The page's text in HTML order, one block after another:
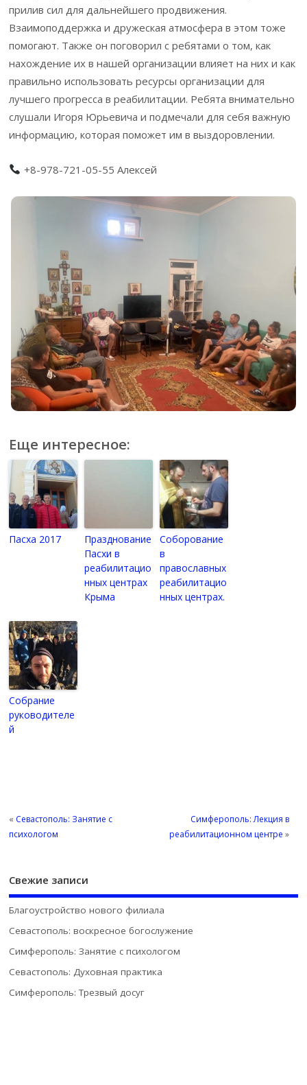
прилив сил для дальнейшего продвижения.
Взаимоподдержка и дружеская атмосфера в этом тоже
помогают. Также он поговорил с ребятами о том, как
нахождение их в нашей организации влияет на них и как
правильно использовать ресурсы организации для
лучшего прогресса в реабилитации. Ребята внимательно
слушали Игоря Юрьевича и подмечали для себя важную
информацию, которая поможет им в выздоровлении.
+8-978-721-05-55 Алексей
Еще интересное:
Пасха 2017
Празднование
Пасхи в
реабилитацио
нных центрах
Крыма
Соборование
в
православных
реабилитацио
нных центрах.
Собрание
руководителе
й
« Севастополь: Занятие с
психологом
Симферополь: Лекция в
реабилитационном центре »
Свежие записи
Благоустройство нового филиала
Севастополь: воскресное богослужение
Симферополь: Занятие с психологом
Севастополь: Духовная практика
Симферополь: Трезвый досуг